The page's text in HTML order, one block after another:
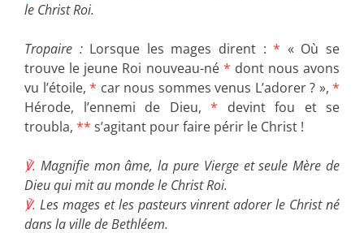
le Christ Roi.
Tropaire : Lorsque les mages dirent :* « Où se
trouve le jeune Roi nouveau-né * dont nous avons
vu l’étoile, * car nous sommes venus L’adorer ? », *
Hérode, l’ennemi de Dieu, * devint fou et se
troubla, ** s’agitant pour faire périr le Christ !
℣. Magnifie mon âme, la pure Vierge et seule Mère de
Dieu qui mit au monde le Christ Roi.
℣. Les mages et les pasteurs vinrent adorer le Christ né
dans la ville de Bethléem.